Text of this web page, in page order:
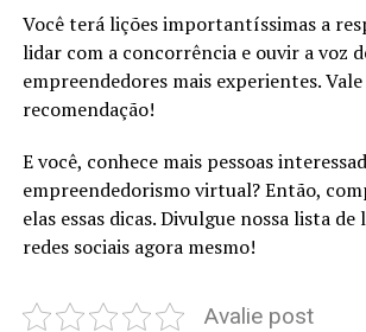
Você terá lições importantíssimas a
lidar com a concorrência e ouvir a voz
empreendedores mais experientes. Vale
recomendação!
E você, conhece mais pessoas
empreendedorismo virtual? Então,
elas essas dicas. Divulgue nossa lista de
redes sociais agora mesmo!
Avalie post